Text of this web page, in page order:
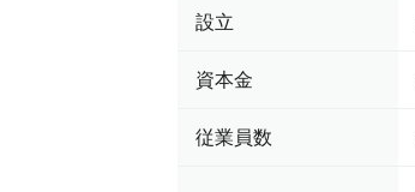
設立
資本金
従業員数